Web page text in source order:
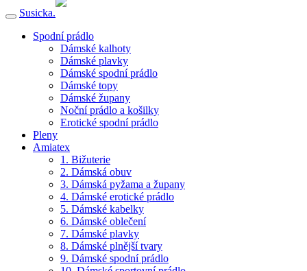
Susicka.
Spodní prádlo
Dámské kalhoty
Dámské plavky
Dámské spodní prádlo
Dámské topy
Dámské župany
Noční prádlo a košilky
Erotické spodní prádlo
Pleny
Amiatex
1. Bižuterie
2. Dámská obuv
3. Dámská pyžama a župany
4. Dámské erotické prádlo
5. Dámské kabelky
6. Dámské oblečení
7. Dámské plavky
8. Dámské plnější tvary
9. Dámské spodní prádlo